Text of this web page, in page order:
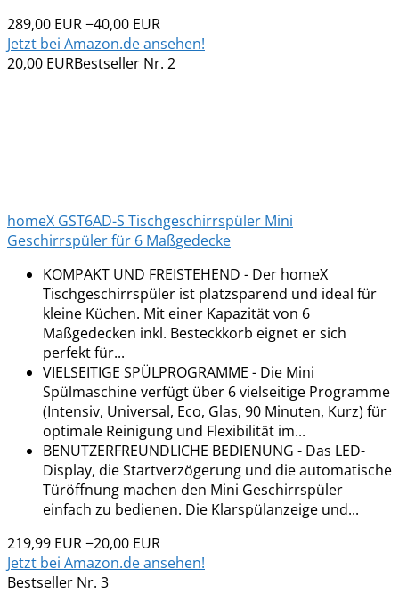
289,00 EUR−40,00 EUR
Jetzt bei Amazon.de ansehen!
20,00 EURBestseller Nr. 2
homeX GST6AD-S Tischgeschirrspüler Mini
Geschirrspüler für 6 Maßgedecke
KOMPAKT UND FREISTEHEND - Der homeX
Tischgeschirrspüler ist platzsparend und ideal für
kleine Küchen. Mit einer Kapazität von 6
Maßgedecken inkl. Besteckkorb eignet er sich
perfekt für...
VIELSEITIGE SPÜLPROGRAMME - Die Mini
Spülmaschine verfügt über 6 vielseitige Programme
(Intensiv, Universal, Eco, Glas, 90 Minuten, Kurz) für
optimale Reinigung und Flexibilität im...
BENUTZERFREUNDLICHE BEDIENUNG - Das LED-
Display, die Startverzögerung und die automatische
Türöffnung machen den Mini Geschirrspüler
einfach zu bedienen. Die Klarspülanzeige und...
219,99 EUR−20,00 EUR
Jetzt bei Amazon.de ansehen!
Bestseller Nr. 3